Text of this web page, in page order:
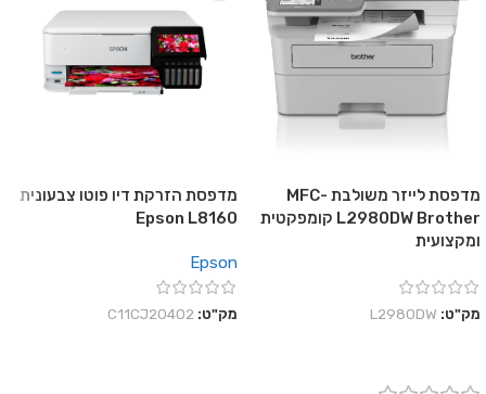
מדפסת לייזר משולבת MFC-
L2980DW Brother קומפקטית
ומקצועית
מק"ט: L2980DW
מדפסת הזרקת דיו פוטו צבעונית
Epson L8160
Epson
מק"ט: C11CJ20402